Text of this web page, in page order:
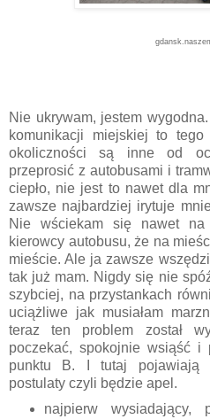
Nie ukrywam, jestem
komunikacji miejskiej to
okoliczności są inne od
przeprosić z autobusami i
ciepło, nie jest to nawet dla
zawsze najbardziej irytuje
Nie wściekam się nawet
kierowcy autobusu, że na
mieście. Ale ja zawsze
tak już mam. Nigdy się nie
szybciej, na przystankach
uciążliwe jak musiałam
teraz ten problem został
poczekać, spokojnie wsiąść i
punktu B. I tutaj pojawiają
postulaty czyli będzie apel.
najpierw wysiadający,